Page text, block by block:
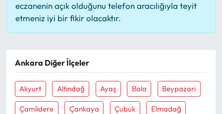
eczanenin açık olduğunu telefon aracılığıyla teyit
etmeniz iyi bir fikir olacaktır.
Ankara Diğer İlçeler
Akyurt Altindağ Ayaş Bala Beypazari
Çamlidere Çankaya Çubuk Elmadağ